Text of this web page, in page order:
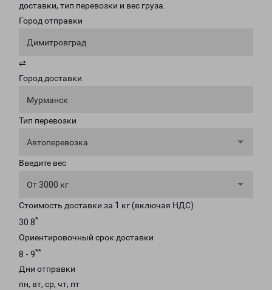
доставки, тип перевозки и вес груза.
Город отправки
Димитровград
⇄
Город доставки
Мурманск
Тип перевозки
Автоперевозка
Введите вес
От 3000 кг
Стоимость доставки за 1 кг (включая НДС)
30.8*
Ориентировочный срок доставки
8 - 9**
Дни отправки
пн, вт, ср, чт, пт